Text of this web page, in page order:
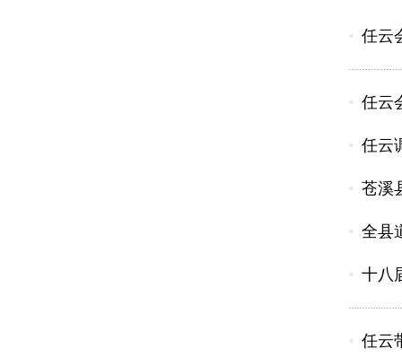
任云
任云
任云
苍溪
全县
十八
任云